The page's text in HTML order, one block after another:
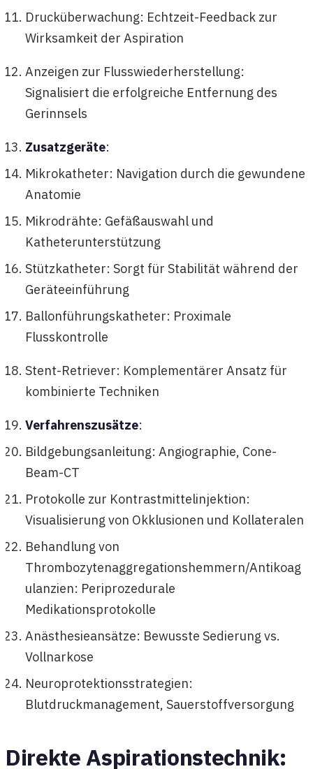
Drucküberwachung: Echtzeit-Feedback zur
Wirksamkeit der Aspiration
Anzeigen zur Flusswiederherstellung:
Signalisiert die erfolgreiche Entfernung des
Gerinnsels
Zusatzgeräte:
Mikrokatheter: Navigation durch die gewundene
Anatomie
Mikrodrähte: Gefäßauswahl und
Katheterunterstützung
Stützkatheter: Sorgt für Stabilität während der
Geräteeinführung
Ballonführungskatheter: Proximale
Flusskontrolle
Stent-Retriever: Komplementärer Ansatz für
kombinierte Techniken
Verfahrenszusätze:
Bildgebungsanleitung: Angiographie, Cone-
Beam-CT
Protokolle zur Kontrastmittelinjektion:
Visualisierung von Okklusionen und Kollateralen
Behandlung von
Thrombozytenaggregationshemmern/Antikoag
ulanzien: Periprozedurale
Medikationsprotokolle
Anästhesieansätze: Bewusste Sedierung vs.
Vollnarkose
Neuroprotektionsstrategien:
Blutdruckmanagement, Sauerstoffversorgung
Direkte Aspirationstechnik: